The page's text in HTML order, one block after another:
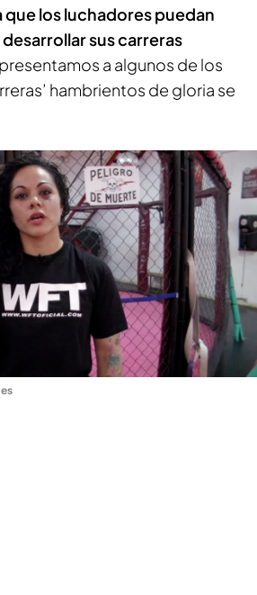
los luchadores puedan
sus carreras
a algunos de los
hambrientos de gloria se